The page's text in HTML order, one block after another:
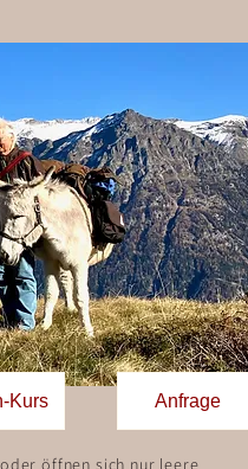
Kurs Anfrage
öffnen sich nur leere